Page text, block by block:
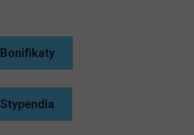
Bonifikatylink otwiera się w nowej
Stypendia